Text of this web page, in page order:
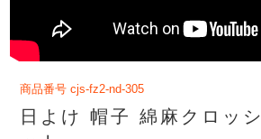
商品番号 cjs-fz2-nd-305
日よけ 帽子 綿麻クロッ